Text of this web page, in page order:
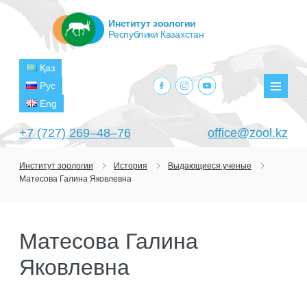
+7 (727) 269‒48‒76 office@zool.kz
Қаз
Рус
Eng
facebook.com
instagram.com
youtube.com
Институт зоологии
Республики Казахстан
ГЛАВНАЯ
ЦЕЛИ И ЗАДАЧИ
РУКОВОДСТВО
ПОДРАЗДЕЛЕНИЯ
ЛАБОРАТОРИИ
ПРОЕКТЫ
Институт зоологии История
Выдающиеся ученые
Матесова Галина Яковлевна
Матесова Галина
Яковлевна